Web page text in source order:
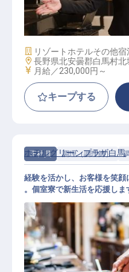
マルチタスクスタッフ
施設業態
リゾートホテルその他宿
勤務地
長野県北安曇郡白馬村
給与
月給／230,000円～
キープする
正社員 調理（調理師）
ホテルグリーンプラザ白馬
経験を活かし、お客様を笑顔
。個室寮で新生活を応援しま